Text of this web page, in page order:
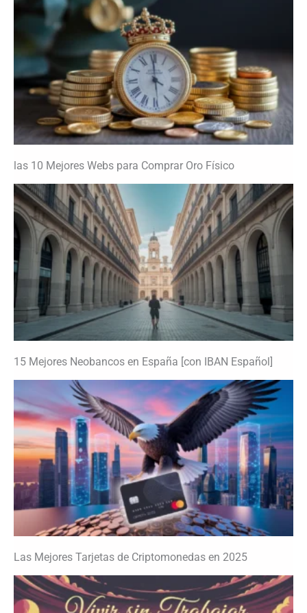
las 10 Mejores Webs para Comprar Oro Físico
15 Mejores Neobancos en España [con IBAN Español]
Las Mejores Tarjetas de Criptomonedas en 2025